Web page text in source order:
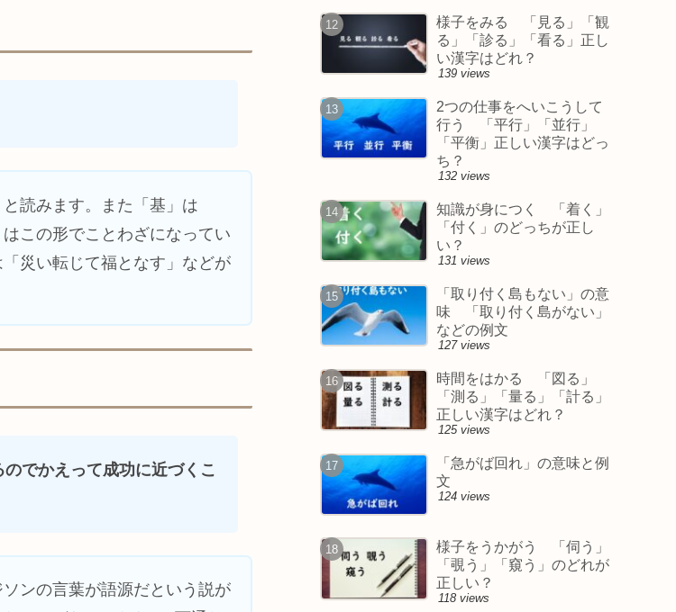
読みます。また「基」は
この形でことわざになってい
災い転じて福となす」などが
でかえって成功に近づくこ
ンの言葉が語源だという説が
様子をみる 「見る」「観
る」「診る」「看る」正し
い漢字はどれ？
139 views
2つの仕事をへいこうして
行う 「平行」「並行」
「平衡」正しい漢字はどっ
ち？
132 views
知識が身につく 「着く」
「付く」のどっちが正し
い？
131 views
「取り付く島もない」の意
味 「取り付く島がない」
などの例文
127 views
時間をはかる 「図る」
「測る」「量る」「計る」
正しい漢字はどれ？
125 views
「急がば回れ」の意味と例
文
124 views
様子をうかがう 「伺う」
「覗う」「窺う」のどれが
正しい？
118 views